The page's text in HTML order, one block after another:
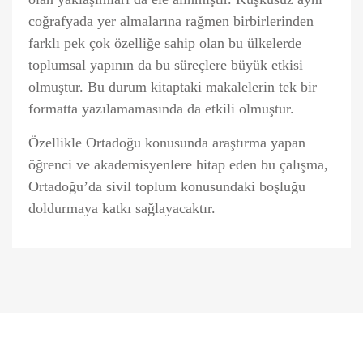
coğrafyada yer almalarına rağmen birbirlerinden
farklı pek çok özelliğe sahip olan bu ülkelerde
toplumsal yapının da bu süreçlere büyük etkisi
olmuştur. Bu durum kitaptaki makalelerin tek bir
formatta yazılamamasında da etkili olmuştur.
Özellikle Ortadoğu konusunda araştırma yapan
öğrenci ve akademisyenlere hitap eden bu çalışma,
Ortadoğu’da sivil toplum konusundaki boşluğu
doldurmaya katkı sağlayacaktır.